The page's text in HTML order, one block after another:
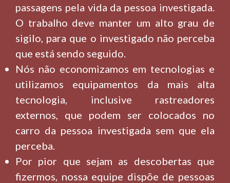
passagens pela vida da pessoa investigada.
O trabalho deve manter um alto grau de
sigilo, para que o investigado não perceba
que está sendo seguido.
Nós não economizamos em tecnologias e
utilizamos equipamentos da mais alta
tecnologia, inclusive rastreadores
externos, que podem ser colocados no
carro da pessoa investigada sem que ela
perceba.
Por pior que sejam as descobertas que
fizermos, nossa equipe dispõe de pessoas